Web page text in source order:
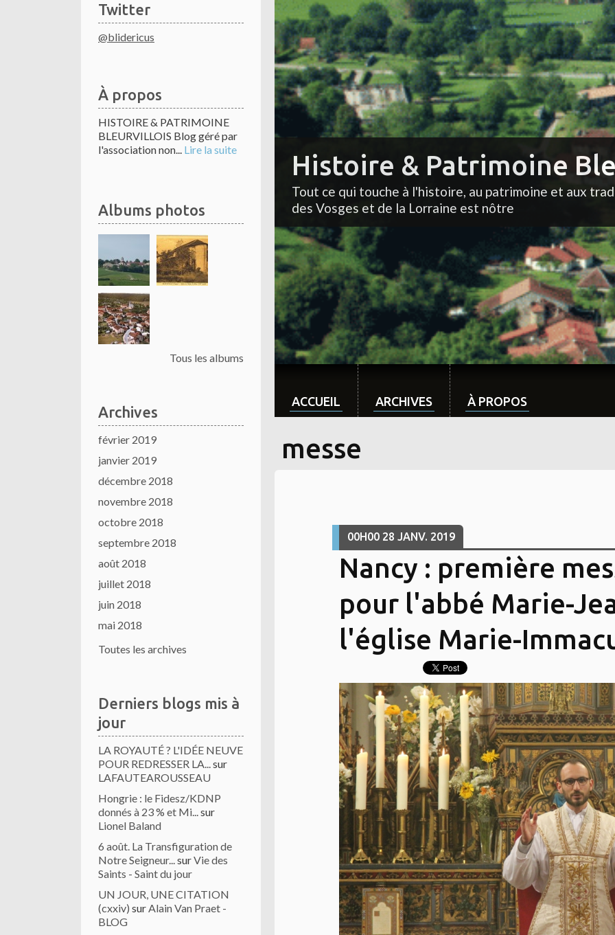
Twitter
@blidericus
À propos
HISTOIRE & PATRIMOINE
BLEURVILLOIS Blog géré par
l'association non... Lire la suite
Albums photos
Tous les albums
Archives
février 2019
janvier 2019
décembre 2018
novembre 2018
octobre 2018
septembre 2018
août 2018
juillet 2018
juin 2018
mai 2018
Toutes les archives
Derniers blogs mis à
jour
LA ROYAUTÉ ? L'IDÉE NEUVE
POUR REDRESSER LA...sur
LAFAUTEAROUSSEAU
Hongrie : le Fidesz/KDNP
donnés à 23 % et Mi...sur
Lionel Baland
6 août. La Transfiguration de
Notre Seigneur...surVie des
Saints - Saint du jour
UN JOUR, UNE CITATION
(cxxiv) surAlain Van Praet -
BLOG
Histoire & Patrimoine
Tout ce qui touche à l'histoire, au patrimoine et aux
des Vosges et de la Lorraine est nôtre
ACCUEIL ARCHIVES À PROPOS
messe
00H00 28 JANV. 2019
Nancy : première
pour l'abbé Marie-
l'église Marie-